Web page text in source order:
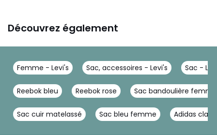
Découvrez également
Femme - Levi's Sac, accessoires - Levi's Sac -
Reebok bleu Reebok rose Sac bandoulière
Sac cuir matelassé Sac bleu femme Adidas